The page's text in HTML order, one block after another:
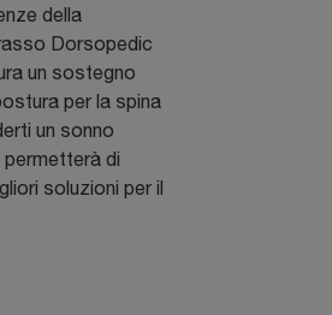
della
Dorsopedic
un sostegno
per la spina
un sonno
di
soluzioni per il